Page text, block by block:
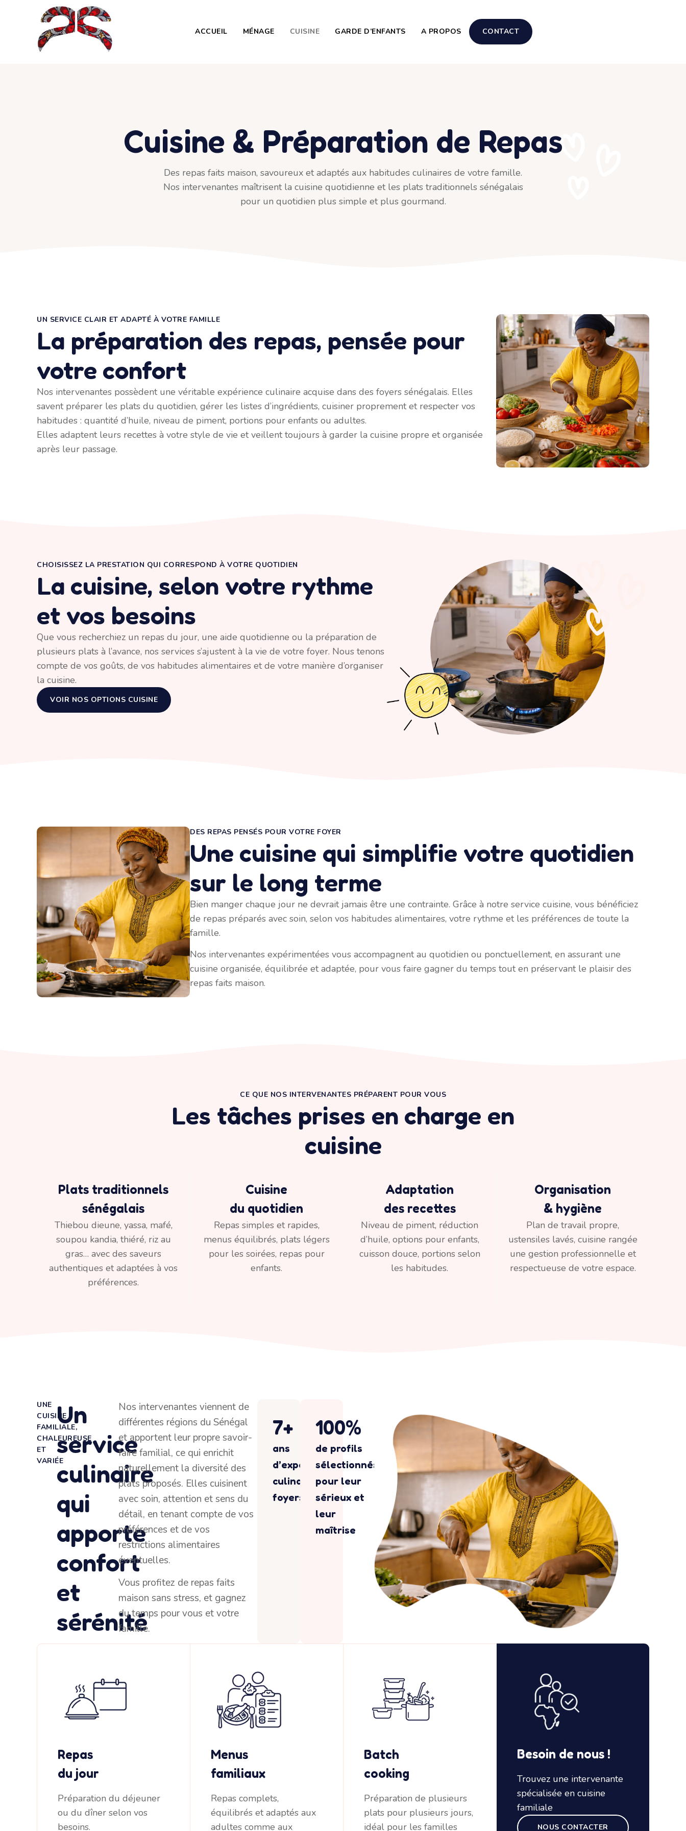
ACCUEIL MÉNAGE CUISINE GARDE D’ENFANTS A PROPOS CONTACT
Cuisine & Préparation de Repas
Des repas faits maison, savoureux et adaptés aux habitudes culinaires de votre famille.
Nos intervenantes maîtrisent la cuisine quotidienne et les plats traditionnels sénégalais
pour un quotidien plus simple et plus gourmand.
UN SERVICE CLAIR ET ADAPTÉ À VOTRE FAMILLE
La préparation des repas, pensée pour
votre confort
Nos intervenantes possèdent une véritable expérience culinaire acquise dans des foyers sénégalais. Elles
savent préparer les plats du quotidien, gérer les listes d’ingrédients, cuisiner proprement et respecter vos
habitudes : quantité d’huile, niveau de piment, portions pour enfants ou adultes.
Elles adaptent leurs recettes à votre style de vie et veillent toujours à garder la cuisine propre et organisée
après leur passage.
CHOISISSEZ LA PRESTATION QUI CORRESPOND À VOTRE QUOTIDIEN
La cuisine, selon votre rythme
et vos besoins
Que vous recherchiez un repas du jour, une aide quotidienne ou la préparation de
plusieurs plats à l’avance, nos services s’ajustent à la vie de votre foyer. Nous tenons
compte de vos goûts, de vos habitudes alimentaires et de votre manière d’organiser
la cuisine.
VOIR NOS OPTIONS CUISINE
DES REPAS PENSÉS POUR VOTRE FOYER
Une cuisine qui simplifie votre quotidien
sur le long terme
Bien manger chaque jour ne devrait jamais être une contrainte. Grâce à notre service cuisine, vous bénéficiez
de repas préparés avec soin, selon vos habitudes alimentaires, votre rythme et les préférences de toute la
famille.
Nos intervenantes expérimentées vous accompagnent au quotidien ou ponctuellement, en assurant une
cuisine organisée, équilibrée et adaptée, pour vous faire gagner du temps tout en préservant le plaisir des
repas faits maison.
CE QUE NOS INTERVENANTES PRÉPARENT POUR VOUS
Les tâches prises en charge en
cuisine
Plats traditionnels
sénégalais
Thiebou dieune, yassa, mafé,
soupou kandia, thiéré, riz au
gras… avec des saveurs
authentiques et adaptées à vos
préférences.
Cuisine
du quotidien
Repas simples et rapides,
menus équilibrés, plats légers
pour les soirées, repas pour
enfants.
Adaptation
des recettes
Niveau de piment, réduction
d’huile, options pour enfants,
cuisson douce, portions selon
les habitudes.
Organisation
& hygiène
Plan de travail propre,
ustensiles lavés, cuisine rangée
une gestion professionnelle et
respectueuse de votre espace.
UNE
CUISINE
FAMILIALE,
CHALEUREUSE
ET
VARIÉE
Un
service
culinaire
qui
apporte
confort
et
sérénité
Nos intervenantes viennent de
différentes régions du Sénégal
et apportent leur propre savoir-
faire familial, ce qui enrichit
naturellement la diversité des
plats proposés. Elles cuisinent
avec soin, attention et sens du
détail, en tenant compte de vos
préférences et de vos
restrictions alimentaires
éventuelles.
Vous profitez de repas faits
maison sans stress, et gagnez
du temps pour vous et votre
famille.
ans
d’expérience
culinaire en
foyers
7+
de profils
sélectionnés
pour leur
sérieux et
leur
maîtrise
100%
Repas
du jour
Préparation du déjeuner
ou du dîner selon vos
besoins.
Menus
familiaux
Repas complets,
équilibrés et adaptés aux
adultes comme aux
Batch
cooking
Préparation de plusieurs
plats pour plusieurs jours,
idéal pour les familles
Besoin de nous !
Trouvez une intervenante
spécialisée en cuisine
familiale
NOUS CONTACTER